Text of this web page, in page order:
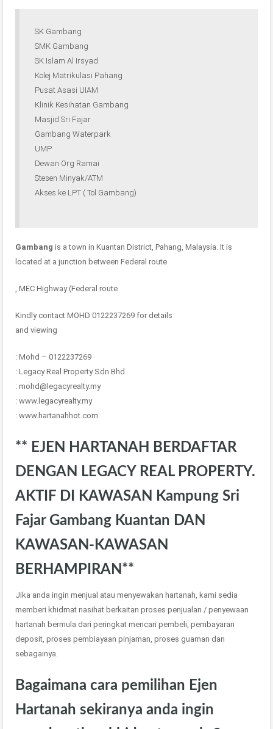
SK Gambang
SMK Gambang
SK Islam Al Irsyad
Kolej Matrikulasi Pahang
Pusat Asasi UIAM
Klinik Kesihatan Gambang
Masjid Sri Fajar
Gambang Waterpark
UMP
Dewan Org Ramai
Stesen Minyak/ATM
Akses ke LPT ( Tol Gambang)
Gambang is a town in Kuantan District, Pahang, Malaysia. It is
located at a junction between Federal route
, MEC Highway (Federal route
Kindly contact MOHD 0122237269 for details
and viewing
: Mohd – 0122237269
: Legacy Real Property Sdn Bhd
: mohd@legacyrealty.my
: www.legacyrealty.my
: www.hartanahhot.com
** EJEN HARTANAH BERDAFTAR
DENGAN LEGACY REAL PROPERTY.
AKTIF DI KAWASAN Kampung Sri
Fajar Gambang Kuantan DAN
KAWASAN-KAWASAN
BERHAMPIRAN**
Jika anda ingin menjual atau menyewakan hartanah, kami sedia
memberi khidmat nasihat berkaitan proses penjualan / penyewaan
hartanah bermula dari peringkat mencari pembeli, pembayaran
deposit, proses pembiayaan pinjaman, proses guaman dan
sebagainya.
Bagaimana cara pemilihan Ejen
Hartanah sekiranya anda ingin